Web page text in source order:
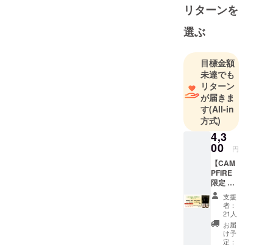
ちは、「美
味しいは、
一つじゃな
い。」とい
う考えのも
と、一人ひ
とりが自分
だけの「美
味しい」と
出会える酒
蔵を目指
し、伝統的
な酒造りを
大切に受け
継ぎなが
ら、定番の
日本酒から
瓶内二次発
リターンを
選ぶ
目標金額
未達でも
リターン
が届きま
す(All-in
方式)
4,3
00 円
【CAM
PFIRE
限定 お
試しサ
イズ】
300ml 2
本 を2
本箱で
指定住
支援
者：
21人
お届
け予
定：